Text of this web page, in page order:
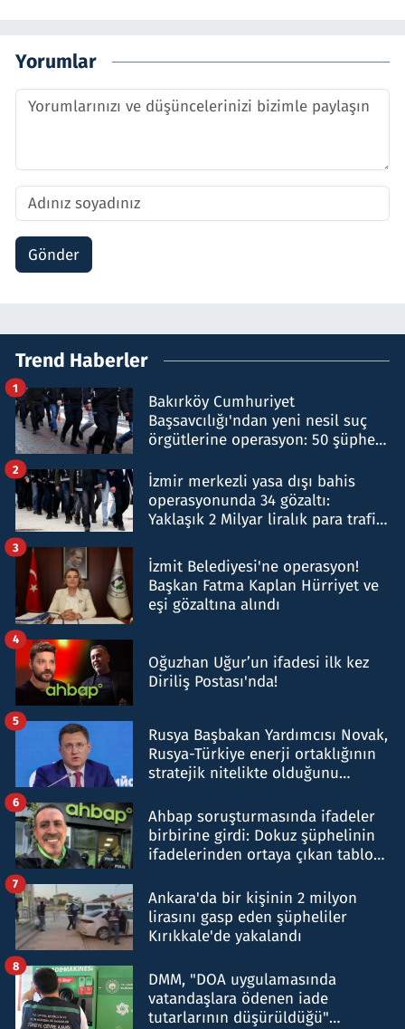
Yorumlar
Gönder
Trend Haberler
Bakırköy Cumhuriyet
Başsavcılığı'ndan yeni nesil suç
örgütlerine operasyon: 50 şüpheli
1
İzmir merkezli yasa dışı bahis
operasyonunda 34 gözaltı:
Yaklaşık 2 Milyar liralık para trafiği
2
İzmit Belediyesi'ne operasyon!
Başkan Fatma Kaplan Hürriyet ve
eşi gözaltına alındı
3
Oğuzhan Uğur’un ifadesi ilk kez
Diriliş Postası'nda!
4
Rusya Başbakan Yardımcısı Novak,
Rusya-Türkiye enerji ortaklığının
stratejik nitelikte olduğunu
5
Ahbap soruşturmasında ifadeler
birbirine girdi: Dokuz şüphelinin
ifadelerinden ortaya çıkan tablo
6
Ankara'da bir kişinin 2 milyon
lirasını gasp eden şüpheliler
Kırıkkale'de yakalandı
7
DMM, "DOA uygulamasında
vatandaşlara ödenen iade
tutarlarının düşürüldüğü"
8